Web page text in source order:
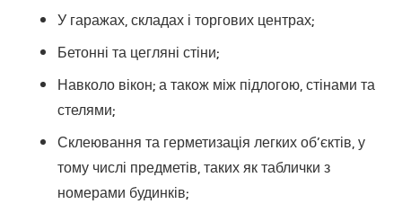
У гаражах, складах і торгових центрах;
Бетонні та цегляні стіни;
Навколо вікон; а також між підлогою, стінами та
стелями;
Склеювання та герметизація легких об’єктів, у
тому числі предметів, таких як таблички з
номерами будинків;